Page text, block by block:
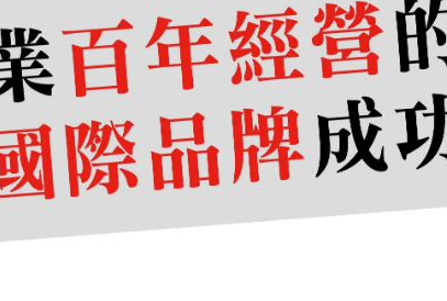
費者正在改變
，這些旅客常因一次良好體驗而「跟著品牌旅行」。相
逐漸轉向鎖定品牌
身不做外送，但他觀察到，外送需求在疫情後並未大幅
該如何平衡？
仍多由飯店自行吸收，但長期而言仍會反映到市